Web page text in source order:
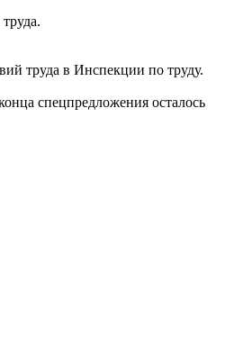
труда в Инспекции по труду.
спецпредложения осталось